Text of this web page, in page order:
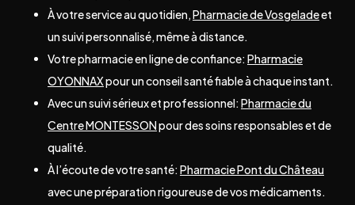
À votre service au quotidien, Pharmacie de Vosgeladeet
un suivi personnalisé, même à distance.
Votre pharmacie en ligne de confiance: Pharmacie
OYONNAXpour un conseil santé fiable à chaque instant.
Avec un suivi sérieux et professionnel: Pharmacie du
Centre MONTESSONpour des soins responsables et de
qualité.
À l’écoute de votre santé: Pharmacie Pont du Château
avec une préparation rigoureuse de vos médicaments.